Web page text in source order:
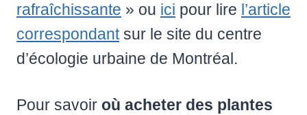
rafraîchissante » ou ici pour lire l’article
correspondantsur le site du centre
d’écologie urbaine de Montréal.
Pour savoir où acheter des plantes